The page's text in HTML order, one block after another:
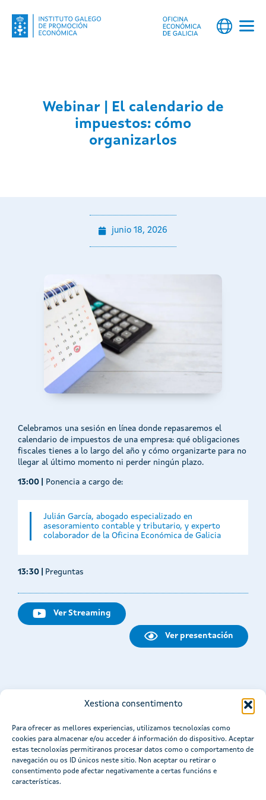
Xestiona consentimento
Para ofrecer as mellores experiencias, utilizamos tecnoloxías como
cookies para almacenar e/ou acceder á información do dispositivo. Aceptar
estas tecnoloxías permitiranos procesar datos como o comportamento de
navegación ou os ID únicos neste sitio. Non aceptar ou retirar o
consentimento pode afectar negativamente a certas funcións e
características.
Webinar | El calendario de
impuestos: cómo
organizarlos
junio 18, 2026
Celebramos una sesión en línea donde repasaremos el
calendario de impuestos de una empresa: qué obligaciones
fiscales tienes a lo largo del año y cómo organizarte para no
llegar al último momento ni perder ningún plazo.
13:00 | Ponencia a cargo de:
Julián García, abogado especializado en
asesoramiento contable y tributario, y experto
colaborador de la Oficina Económica de Galicia
13:30 | Preguntas
Ver Streaming
Ver presentación